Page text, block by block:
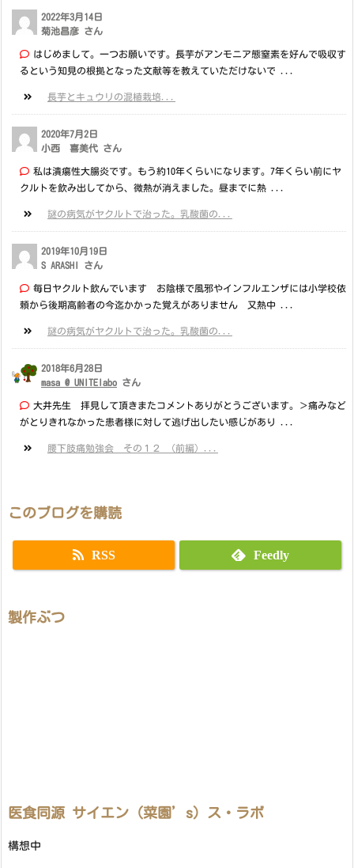
2022年3月14日
菊池昌彦 さん
はじめまして。一つお願いです。長芋がアンモニア態窒素を好んで吸収す
るという知見の根拠となった文献等を教えていただけないで ...
長芋とキュウリの混植栽培...
2020年7月2日
小西 喜美代 さん
私は潰瘍性大腸炎です。もう約10年くらいになります。7年くらい前にヤ
クルトを飲み出してから、微熱が消えました。昼までに熱 ...
謎の病気がヤクルトで治った。乳酸菌の...
2019年10月19日
S ARASHI さん
毎日ヤクルト飲んでいます お陰様で風邪やインフルエンザには小学校依
頼から後期高齢者の今迄かかった覚えがありません 又熱中 ...
謎の病気がヤクルトで治った。乳酸菌の...
2018年6月28日
masa @ UNITElabo さん
大井先生 拝見して頂きまたコメントありがとうございます。＞痛みなど
がとりきれなかった患者様に対して逃げ出したい感じがあり ...
腰下肢痛勉強会 その１２ （前編）...
このブログを購読
RSS Feedly
製作ぶつ
医食同源 サイエン（菜園’s）ス・ラボ
構想中